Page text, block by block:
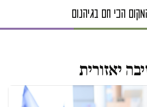
יאזורית